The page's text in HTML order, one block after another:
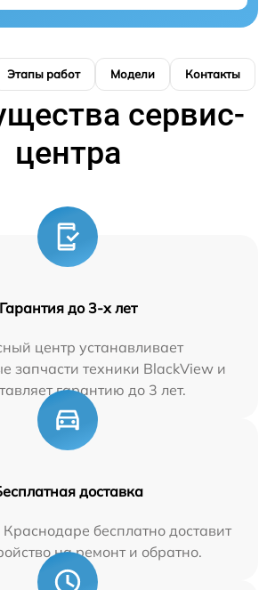
Этапы работ Модели Контакты
сервис-
центра
Гарантия до 3-х лет
центр устанавливает
запчасти техники BlackView и
гарантию до 3 лет.
доставка
бесплатно доставит
на ремонт и обратно.